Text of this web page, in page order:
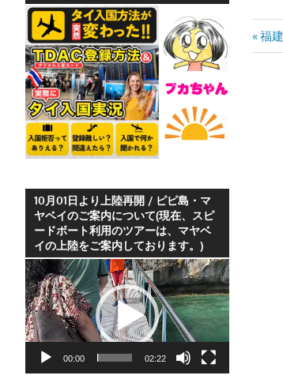
情
報、
レ
ス
ト
ラ
ン
情
や
ー
ケ
ッ
ト
の
景
投
福
10月01日より上陸再開 / ピピ島・マ
ヤベイのご案内について(現在、スピ
ードボート利用のツアーは、マヤベ
イの上陸をご案内しております。)
動
画
プ
レ
ヤ
00:00 02:22